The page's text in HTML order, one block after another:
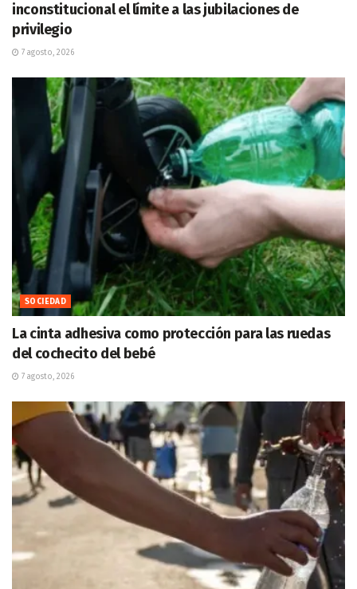
inconstitucional el límite a las jubilaciones de
privilegio
7 agosto, 2026
SOCIEDAD
La cinta adhesiva como protección para las ruedas
del cochecito del bebé
7 agosto, 2026